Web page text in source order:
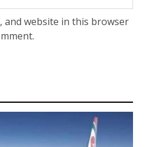
and website in this browser